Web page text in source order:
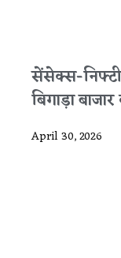
सेंसेक्स-
बिगाड़ा
April 30, 2026